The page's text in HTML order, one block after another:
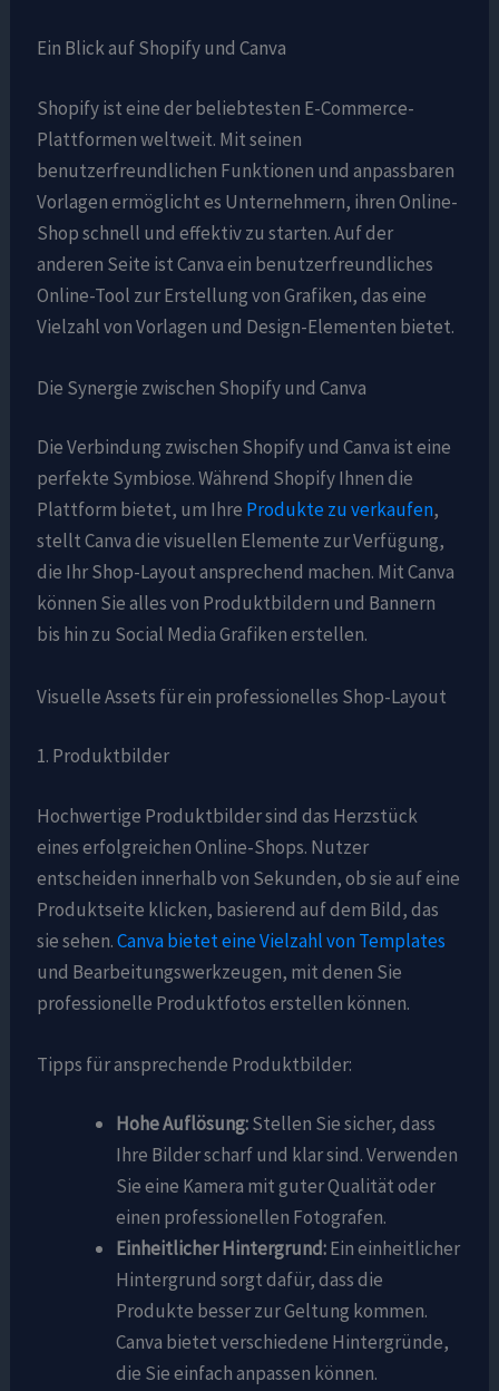
Ein Blick auf Shopify und Canva
Shopify ist eine der beliebtesten E-Commerce-
Plattformen weltweit. Mit seinen
benutzerfreundlichen Funktionen und anpassbaren
Vorlagen ermöglicht es Unternehmern, ihren Online-
Shop schnell und effektiv zu starten. Auf der
anderen Seite ist Canva ein benutzerfreundliches
Online-Tool zur Erstellung von Grafiken, das eine
Vielzahl von Vorlagen und Design-Elementen bietet.
Die Synergie zwischen Shopify und Canva
Die Verbindung zwischen Shopify und Canva ist eine
perfekte Symbiose. Während Shopify Ihnen die
Plattform bietet, um Ihre Produkte zu verkaufen,
stellt Canva die visuellen Elemente zur Verfügung,
die Ihr Shop-Layout ansprechend machen. Mit Canva
können Sie alles von Produktbildern und Bannern
bis hin zu Social Media Grafiken erstellen.
Visuelle Assets für ein professionelles Shop-Layout
1. Produktbilder
Hochwertige Produktbilder sind das Herzstück
eines erfolgreichen Online-Shops. Nutzer
entscheiden innerhalb von Sekunden, ob sie auf eine
Produktseite klicken, basierend auf dem Bild, das
sie sehen.Canva bietet eine Vielzahl von Templates
und Bearbeitungswerkzeugen, mit denen Sie
professionelle Produktfotos erstellen können.
Tipps für ansprechende Produktbilder:
Hohe Auflösung:Stellen Sie sicher, dass
Ihre Bilder scharf und klar sind. Verwenden
Sie eine Kamera mit guter Qualität oder
einen professionellen Fotografen.
Einheitlicher Hintergrund:Ein einheitlicher
Hintergrund sorgt dafür, dass die
Produkte besser zur Geltung kommen.
Canva bietet verschiedene Hintergründe,
die Sie einfach anpassen können.